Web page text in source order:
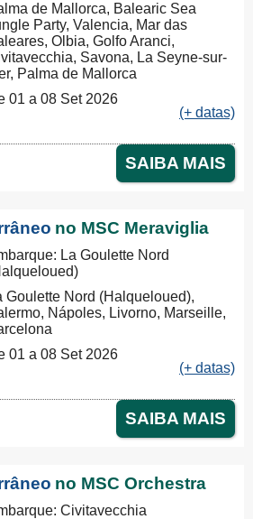
de Mallorca, Balearic Sea
Party, Valencia, Mar das
Olbia, Golfo Aranci,
Savona, La Seyne-sur-
Palma de Mallorca
01 a 08 Set 2026
(+ datas)
SAIBA MAIS
no MSC Meraviglia
La Goulette Nord
Goulette Nord (Halqueloued),
Nápoles, Livorno, Marseille,
01 a 08 Set 2026
(+ datas)
SAIBA MAIS
no MSC Orchestra
Civitavecchia